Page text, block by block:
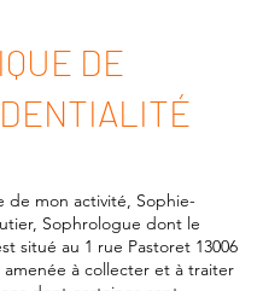
DE
de mon activité, Sophie-
Sophrologue dont le
situé au 1 rue Pastoret 13006
amenée à collecter et à traiter